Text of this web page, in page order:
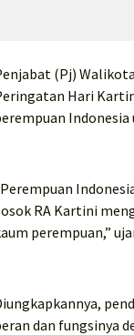
(Pj)
Hari
RA Kartini
perempuan,”
dan fungsinya